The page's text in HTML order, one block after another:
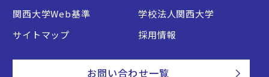
関西大学Web基準
学校法人関西大学
サイトマップ
採用情報
お問い合わせ一覧